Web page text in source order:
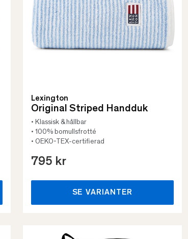
Lexington
Original Striped Handduk
• Klassisk & hållbar
• 100% bomullsfrotté
• OEKO-TEX-certifierad
795 kr
SE VARIANTER